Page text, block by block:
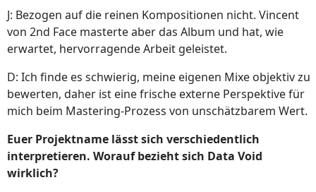
J: Bezogen auf die reinen Kompositionen nicht. Vincent
von 2nd Face masterte aber das Album und hat, wie
erwartet, hervorragende Arbeit geleistet.
D: Ich finde es schwierig, meine eigenen Mixe objektiv zu
bewerten, daher ist eine frische externe Perspektive für
mich beim Mastering-Prozess von unschätzbarem Wert.
Euer Projektname lässt sich verschiedentlich
interpretieren. Worauf bezieht sich Data Void
wirklich?